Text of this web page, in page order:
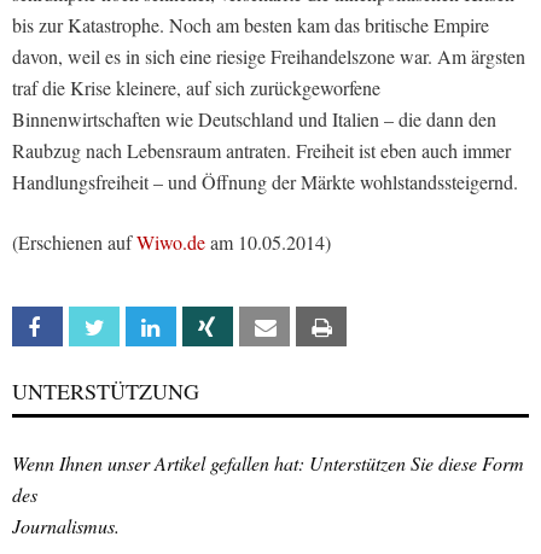
bis zur Katastrophe. Noch am besten kam das britische Empire
davon, weil es in sich eine riesige Freihandelszone war. Am ärgsten
traf die Krise kleinere, auf sich zurückgeworfene
Binnenwirtschaften wie Deutschland und Italien – die dann den
Raubzug nach Lebensraum antraten. Freiheit ist eben auch immer
Handlungsfreiheit – und Öffnung der Märkte wohlstandssteigernd.
(Erschienen aufWiwo.deam 10.05.2014)
Facebook Twitter Linkedin Xing Email
UNTERSTÜTZUNG
Wenn Ihnen unser Artikel gefallen hat: Unterstützen Sie diese Form
des
Journalismus.